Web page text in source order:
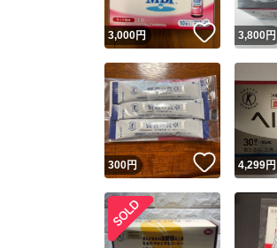
3,000円 いいね！
3,800円
300円 いいね！
4,299円